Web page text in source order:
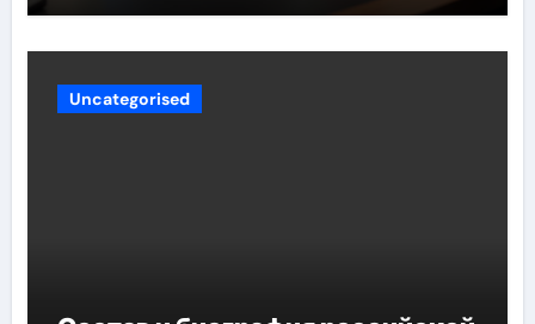
Uncategorised